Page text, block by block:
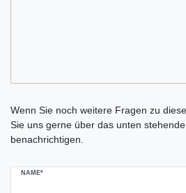
Wenn Sie noch weitere Fragen zu
Sie uns gerne über das unten
benachrichtigen.
NAME*